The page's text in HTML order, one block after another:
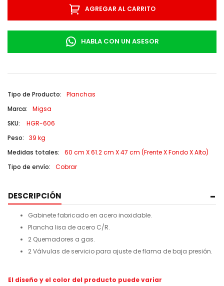
AGREGAR AL CARRITO
HABLA CON UN ASESOR
Tipo de Producto:
Planchas
Marca:
Migsa
SKU:
HGR-606
Peso:
39 kg
Medidas totales:
60 cm X 61.2 cm X 47 cm (Frente X Fondo X Alto)
Tipo de envío:
Cobrar
DESCRIPCIÓN
Gabinete fabricado en acero inoxidable.
Plancha lisa de acero C/R.
2 Quemadores a gas.
2 Válvulas de servicio para ajuste de flama de baja presión.
El diseño y el color del producto puede variar